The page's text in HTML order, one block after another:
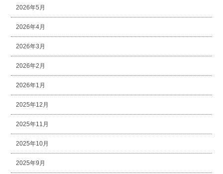
2026年5月
2026年4月
2026年3月
2026年2月
2026年1月
2025年12月
2025年11月
2025年10月
2025年9月